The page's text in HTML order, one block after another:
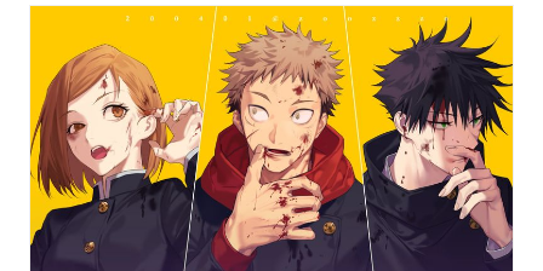
にて、2021年の3位に輝きました。
今回はそんな『呪術廻戦』のファンアートを特集しまし
た。都立呪術高専の1年生の虎杖 悠仁（いたどり ゆう
じ）や伏黒 恵（ふしぐろ めぐみ）釘崎 野薔薇（くぎさ
き のばら）、クラスを受け持つ特級呪術師の五条 悟
（ごじょう さとる）などのキャラクターたちが登場し
ます。それではご覧ください。